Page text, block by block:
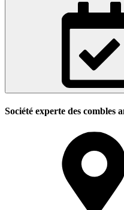
Société experte des combles